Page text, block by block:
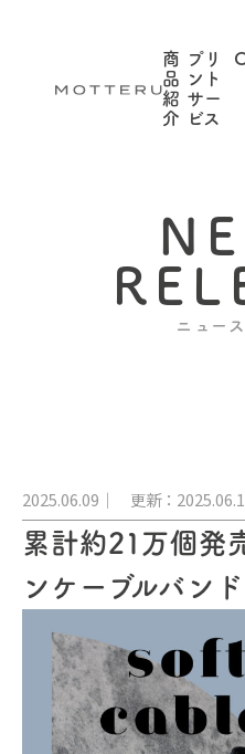
商
品
紹
介
プリ
ント
サー
ビス
ニュー
2025.06.09 更新：
累計約21万個発
ンケーブルバン